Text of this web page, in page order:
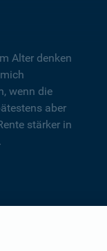
Alter denken
wenn die
aber
stärker in